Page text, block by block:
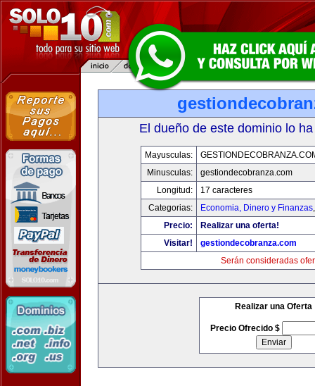
El dueño de este dominio lo
Mayusculas:
Minusculas:
gestiondecobranza.com
Longitud:
17 caracteres
Categorias:
Economia, Dinero y Finanzas
Precio:
Realizar una oferta!
Visitar!
gestiondecobranza.com
Serán consideradas
Realizar una Oferta
Precio Ofrecido $